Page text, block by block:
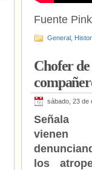
Fuente
General
Chofer
sábado, 23 de
Señala
vienen
los